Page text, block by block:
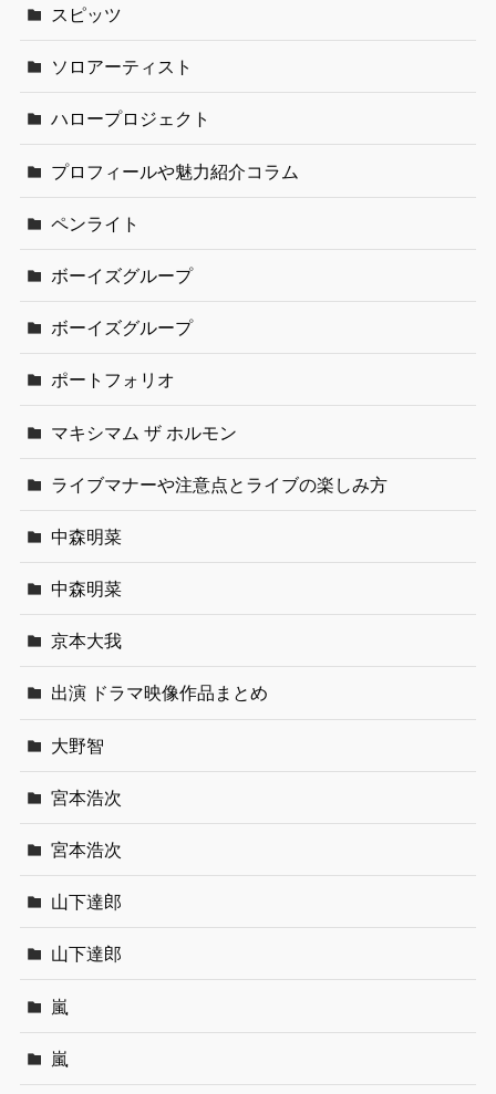
スピッツ
ソロアーティスト
ハロープロジェクト
プロフィールや魅力紹介コラム
ペンライト
ボーイズグループ
ボーイズグループ
ポートフォリオ
マキシマム ザ ホルモン
ライブマナーや注意点とライブの楽しみ方
中森明菜
中森明菜
京本大我
出演 ドラマ映像作品まとめ
大野智
宮本浩次
宮本浩次
山下達郎
山下達郎
嵐
嵐